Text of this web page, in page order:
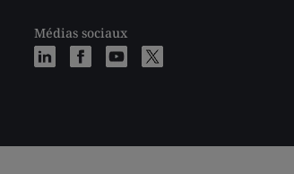
Médias sociaux